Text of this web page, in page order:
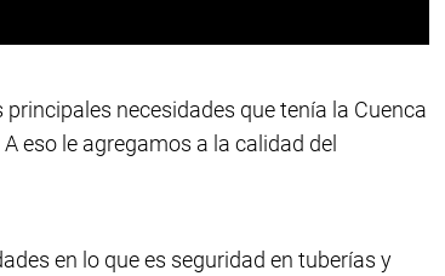
necesidades que tenía la Cuenca
eso le agregamos a la calidad del
en lo que es seguridad en tuberías y